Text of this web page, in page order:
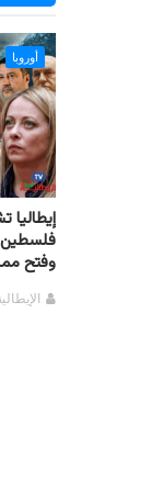
أوروبا
وفتح